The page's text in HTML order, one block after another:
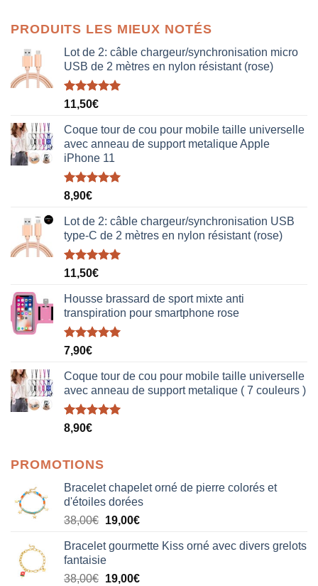
était :
38,00€.
est :
19,00€.
PRODUITS LES MIEUX NOTÉS
Lot de 2: câble chargeur/synchronisation micro
USB de 2 mètres en nylon résistant (rose)
Note5.00
11,50€
Coque tour de cou pour mobile taille universelle
avec anneau de support metalique Apple
iPhone 11
Note5.00
8,90€
Lot de 2: câble chargeur/synchronisation USB
type-C de 2 mètres en nylon résistant (rose)
Note5.00
11,50€
Housse brassard de sport mixte anti
transpiration pour smartphone rose
Note5.00
7,90€
Coque tour de cou pour mobile taille universelle
avec anneau de support metalique ( 7 couleurs )
Note5.00
8,90€
PROMOTIONS
Bracelet chapelet orné de pierre colorés et
d'étoiles dorées
38,00€ Le
initial
était :
38,00€.
19,00€Le
actuel
19,00€.
Bracelet gourmette Kiss orné avec divers grelots
fantaisie
38,00€ Le
19,00€Le